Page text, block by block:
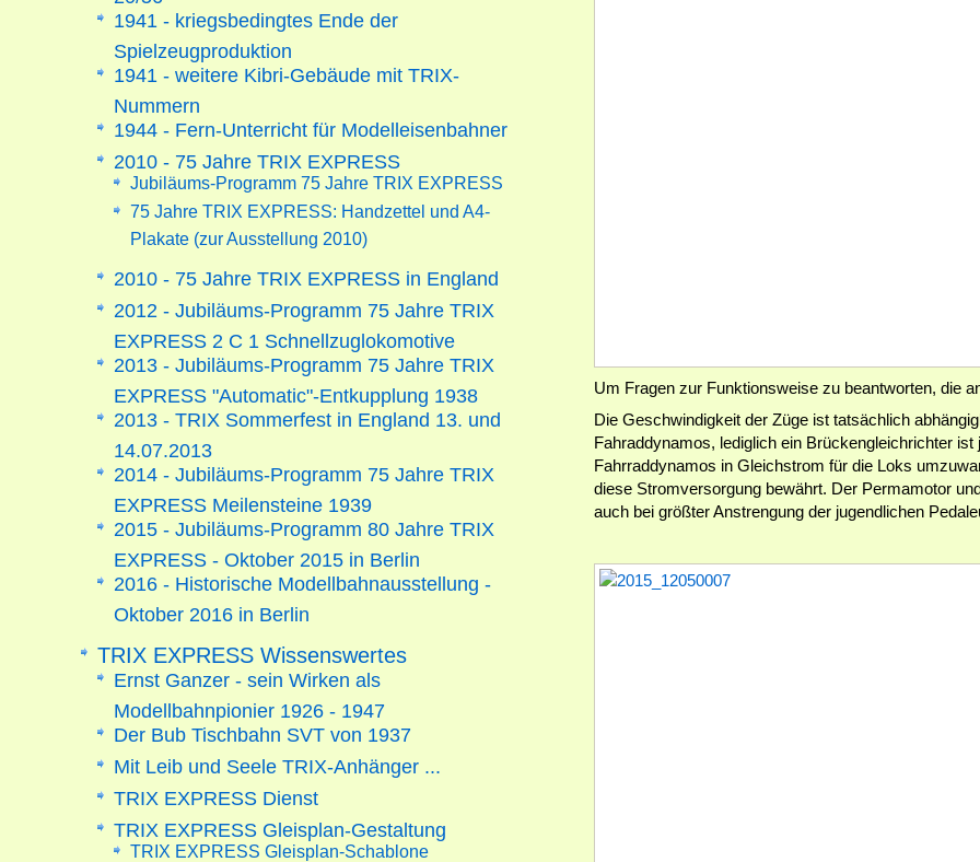
Um Fragen zur Funktionsweise zu beantworten, die
Die Geschwindigkeit der Züge ist tatsächlich
Fahraddynamos, lediglich ein Brückengleichrichter
Fahrraddynamos in Gleichstrom für die Loks
diese Stromversorgung bewährt. Der Permamotor
auch bei größter Anstrengung der jugendlichen
1941 - kriegsbedingtes Ende der
Spielzeugproduktion
1941 - weitere Kibri-Gebäude mit TRIX-
Nummern
1944 - Fern-Unterricht für Modelleisenbahner
2010 - 75 Jahre TRIX EXPRESS
Jubiläums-Programm 75 Jahre TRIX EXPRESS
75 Jahre TRIX EXPRESS: Handzettel und A4-
Plakate (zur Ausstellung 2010)
2010 - 75 Jahre TRIX EXPRESS in England
2012 - Jubiläums-Programm 75 Jahre TRIX
EXPRESS 2 C 1 Schnellzuglokomotive
2013 - Jubiläums-Programm 75 Jahre TRIX
EXPRESS "Automatic"-Entkupplung 1938
2013 - TRIX Sommerfest in England 13. und
14.07.2013
2014 - Jubiläums-Programm 75 Jahre TRIX
EXPRESS Meilensteine 1939
2015 - Jubiläums-Programm 80 Jahre TRIX
EXPRESS - Oktober 2015 in Berlin
2016 - Historische Modellbahnausstellung -
Oktober 2016 in Berlin
TRIX EXPRESS Wissenswertes
Ernst Ganzer - sein Wirken als
Modellbahnpionier 1926 - 1947
Der Bub Tischbahn SVT von 1937
Mit Leib und Seele TRIX-Anhänger ...
TRIX EXPRESS Dienst
TRIX EXPRESS Gleisplan-Gestaltung
TRIX EXPRESS Gleisplan-Schablone